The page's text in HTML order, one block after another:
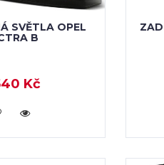
SVĚTLA OPEL
B
Kč